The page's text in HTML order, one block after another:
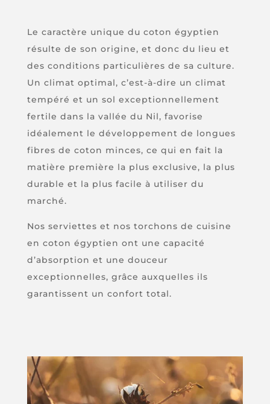
Le caractère unique du coton égyptien
résulte de son origine, et donc du lieu et
des conditions particulières de sa culture.
Un climat optimal, c’est-à-dire un climat
tempéré et un sol exceptionnellement
fertile dans la vallée du Nil, favorise
idéalement le développement de longues
fibres de coton minces, ce qui en fait la
matière première la plus exclusive, la plus
durable et la plus facile à utiliser du
marché.
Nos serviettes et nos torchons de cuisine
en coton égyptien ont une capacité
d’absorption et une douceur
exceptionnelles, grâce auxquelles ils
garantissent un confort total.